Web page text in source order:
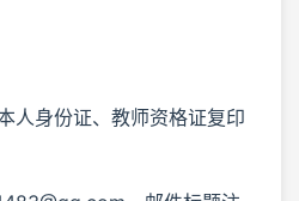
人身份证、教师资格证复印